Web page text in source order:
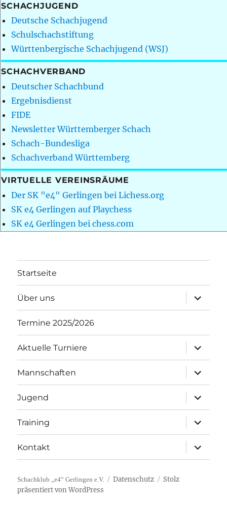
SCHACHJUGEND
Deutsche Schachjugend
Schulschachstiftung
Württenbergische Schachjugend (WSJ)
SCHACHVERBAND
Deutscher Schachbund
Ergebnisdienst
FIDE
Newsletter Württemberger Schach
Schach-Bundesliga
Schachverband Württemberg
VIRTUELLE VEREINSRÄUME
Der SK "e4" Gerlingen bei Lichess.org
SK e4 Gerlingen auf Playchess
SK e4 Gerlingen bei chess.com
Startseite
Über uns
öffnen
Termine 2025/2026
Aktuelle Turniere
öffnen
Mannschaften
öffnen
Jugend
öffnen
Training
öffnen
Kontakt
öffnen
Schachklub „e4“ Gerlingen e.V. Datenschutz
Stolz
präsentiert von WordPress